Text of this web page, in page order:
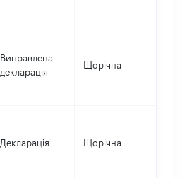
Виправлена
декларація
Щорічна
Декларація Щорічна